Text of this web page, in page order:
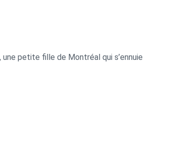
petite fille de Montréal qui s’ennuie